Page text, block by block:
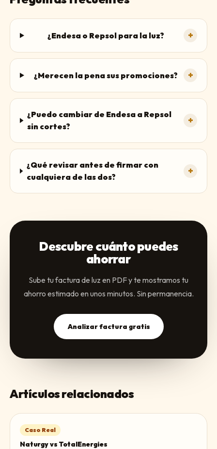
¿Endesa o Repsol para la luz? +
¿Merecen la pena sus promociones? +
¿Puedo cambiar de Endesa a Repsol
sin cortes?
+
¿Qué revisar antes de firmar con
cualquiera de las dos?
+
Descubre cuánto puedes
ahorrar
Sube tu factura de luz en PDF y te mostramos tu
ahorro estimado en unos minutos. Sin permanencia.
Analizar factura gratis
Artículos relacionados
Caso Real
Naturgy vs TotalEnergies